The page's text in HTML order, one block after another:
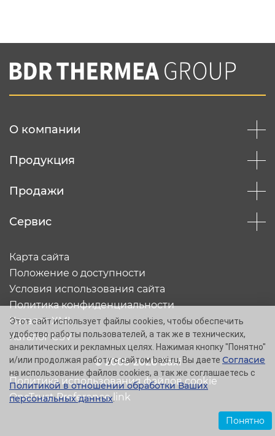
Вы соглашаетесь с нашей политикой
конфеденциальности
О компании
Продукция
Продажи
Сервис
© 2005-2026 Baxi
Карта сайта
Положение о доступности
Условия использования сайта
Политика конфиденциальности
Каталог XML
Каталог CSV
Политика использования файлов cookie
OneTrust Preference link
Этот сайт использует файлы cookies, чтобы обеспечить
удобство работы пользователей, а так же в технических,
аналитических и рекламных целях. Нажимая кнопку "Понятно"
и/или продолжая работу с сайтом baxi.ru, Вы даете Согласие
на использование файлов cookies, а так же соглашаетесь с
Политикой в отношении обработки Ваших
персональных данных.
Понятно